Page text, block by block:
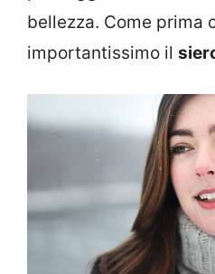
bellezza. Come prima
importantissimo il